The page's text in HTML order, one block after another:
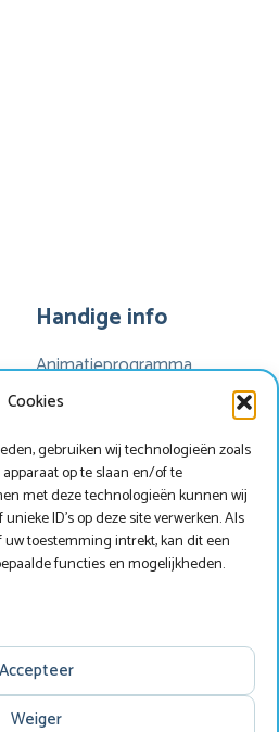
Cookies
gebruiken wij technologieën zoals
op te slaan en/of te
met deze technologieën kunnen wij
ID's op deze site verwerken. Als
toestemming intrekt, kan dit een
functies en mogelijkheden.
Accepteer
Weiger
Handige info
Animatieprogramma
Mijn Marveld
Nieuwsbrieven
Nieuws
Werken bij Marveld?
Marveld Recreatie
& techniek door
Privacy